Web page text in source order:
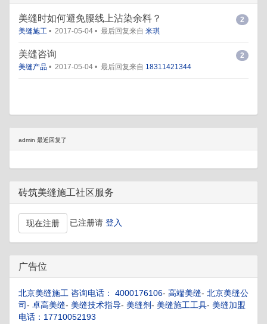
2
美缝时如何避免腰线上沾染余料？
美缝施工 • 2017-05-04 • 最后回复来自 米琪
2
美缝咨询
美缝产品 • 2017-05-04 • 最后回复来自 18311421344
admin 最近回复了
砖筑美缝施工社区服务
现在注册 已注册请 登入
广告位
北京美缝施工 咨询电话： 4000176106- 高端美缝- 北京美缝公
司- 卓高美缝- 美缝技术指导- 美缝剂- 美缝施工工具- 美缝加盟
电话：17710052193